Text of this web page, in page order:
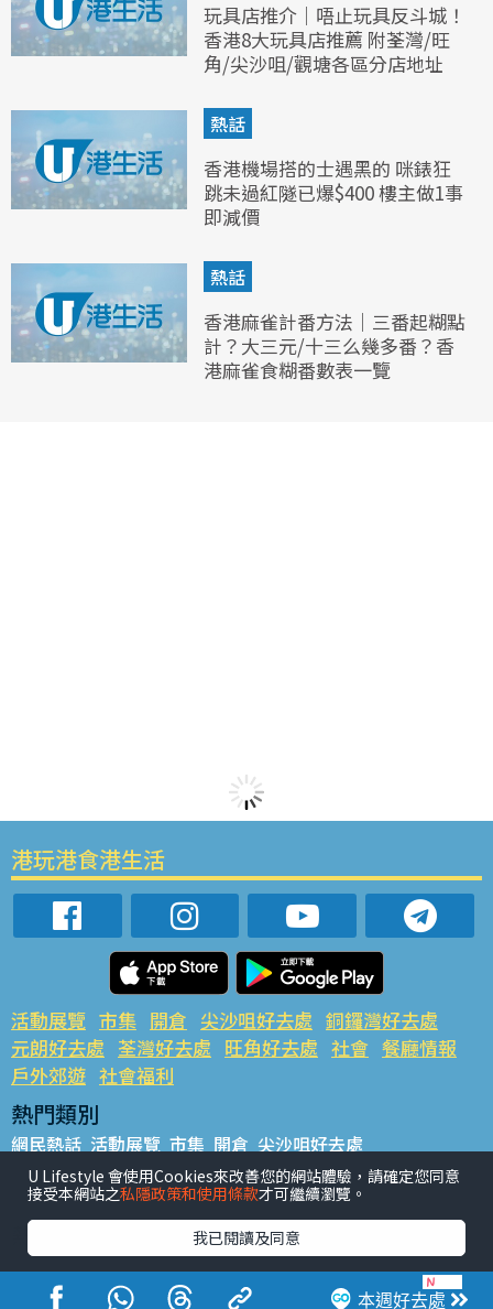
玩具店推介｜唔止玩具反斗城！
香港8大玩具店推薦 附荃灣/旺
角/尖沙咀/觀塘各區分店地址
熱話
香港機場搭的士遇黑的 咪錶狂
跳未過紅隧已爆$400 樓主做1事
即減價
熱話
香港麻雀計番方法｜三番起糊點
計？大三元/十三么幾多番？香
港麻雀食糊番數表一覽
本週好去處
港玩港食港生活
活動展覽 市集 開倉 尖沙咀好去處 銅鑼灣好去處
元朗好去處 荃灣好去處 旺角好去處 社會 餐廳情報
戶外郊遊 社會福利
熱門類別
網民熱話 活動展覽 市集 開倉 尖沙咀好去處
銅鑼灣好去處 元朗好去處 荃灣好去處 旺角好去處 社會
餐廳情報 戶外郊遊
熱門標籤
#UGO搵好去處 #人氣活動推介 #美食社群熱話
#親子玩樂好去處
#ULifestyle應用程式
#限時搶
U Lifestyle 會使用Cookies來改善您的網站體驗，請確定您同意
接受本網站之私隱政策和使用條款才可繼續瀏覽。
我已閱讀及同意